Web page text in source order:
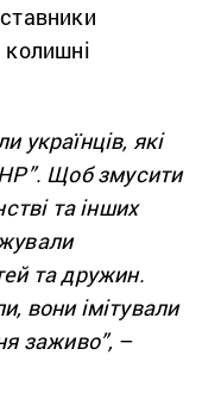
колишні
українців, які
Щоб змусити
та інших
та дружин.
вони імітували
заживо”, –